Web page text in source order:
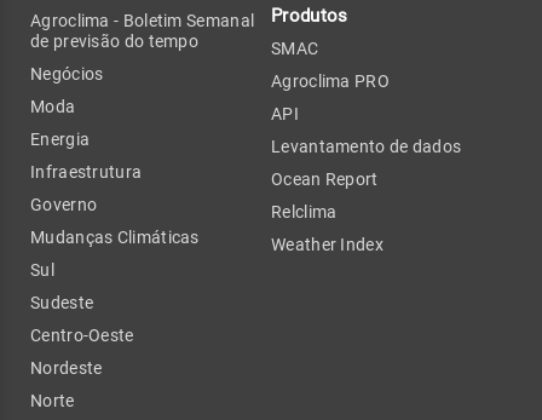
Agroclima - Boletim Semanal
de previsão do tempo
Negócios
Moda
Energia
Infraestrutura
Governo
Mudanças Climáticas
Sul
Sudeste
Centro-Oeste
Nordeste
Norte
Produtos
SMAC
Agroclima PRO
API
Levantamento de dados
Ocean Report
Relclima
Weather Index